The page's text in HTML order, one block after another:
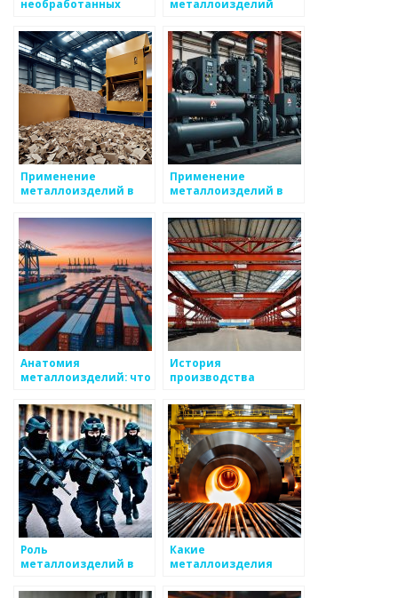
необработанных
металлоизделий
устойчивое развитие
Применение
металлоизделий в
Применение
металлоизделий в
Анатомия
металлоизделий: что
История
производства
Роль
металлоизделий в
промышленности
Какие
металлоизделия
дачнику